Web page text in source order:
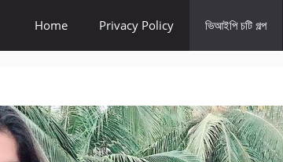
Home Privacy Policy ভিআইপি চটি গল্প